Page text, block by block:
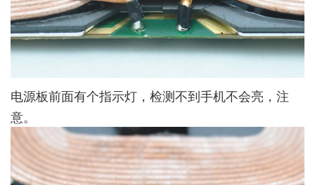
电源板前面有个指示灯，检测不到手机不会亮，注
意。